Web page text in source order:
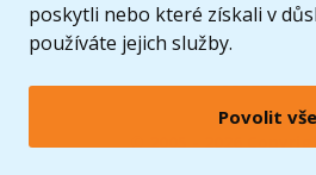
poskytli nebo které získali v
používáte jejich služby.
Povolit vše
© 2005 - 2026